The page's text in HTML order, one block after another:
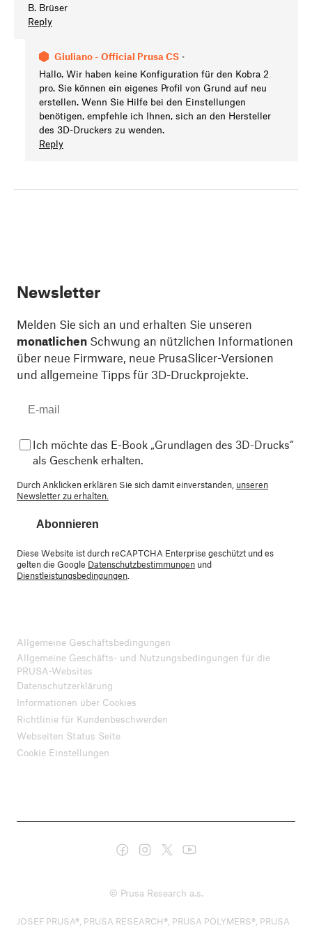
B. Brüser
Reply
Giuliano - Official Prusa CS •
Hallo. Wir haben keine Konfiguration für den Kobra 2
pro. Sie können ein eigenes Profil von Grund auf neu
erstellen. Wenn Sie Hilfe bei den Einstellungen
benötigen, empfehle ich Ihnen, sich an den Hersteller
des 3D-Druckers zu wenden.
Reply
Newsletter
Melden Sie sich an und erhalten Sie unseren
monatlichen Schwung an nützlichen Informationen
über neue Firmware, neue PrusaSlicer-Versionen
und allgemeine Tipps für 3D-Druckprojekte.
Ich möchte das E-Book „Grundlagen des 3D-Drucks“
als Geschenk erhalten.
Durch Anklicken erklären Sie sich damit einverstanden, unseren
Newsletter zu erhalten.
Abonnieren
Diese Website ist durch reCAPTCHA Enterprise geschützt und es
gelten die Google Datenschutzbestimmungen und
Dienstleistungsbedingungen
Allgemeine Geschäftsbedingungen
Allgemeine Geschäfts- und Nutzungsbedingungen für die
PRUSA-Websites
Datenschutzerklärung
Informationen über Cookies
Richtlinie für Kundenbeschwerden
Webseiten Status Seite
Cookie Einstellungen
© Prusa Research a.s.
JOSEF PRUSA®, PRUSA RESEARCH®, PRUSA POLYMERS®, PRUSA